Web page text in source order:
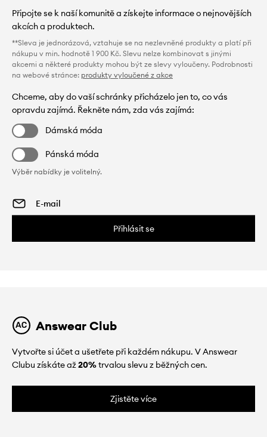
Připojte se k naší komunitě a získejte informace o nejnovějších
akcích a produktech.
**Sleva je jednorázová, vztahuje se na nezlevněné produkty a platí při
nákupu v min. hodnotě 1 900 Kč. Slevu nelze kombinovat s jinými
akcemi a některé produkty mohou být ze slevy vyloučeny. Podrobnosti
na webové stránce: produkty vyloučené z akce
Chceme, aby do vaší schránky přicházelo jen to, co vás
opravdu zajímá. Řekněte nám, zda vás zajímá:
Dámská móda
Pánská móda
Výběr nabídky je volitelný.
Přihlásit se
Answear Club
Vytvořte si účet a ušetřete při každém nákupu. V Answear
Clubu získáte až20%trvalou slevu z běžných cen.
Zjistěte více